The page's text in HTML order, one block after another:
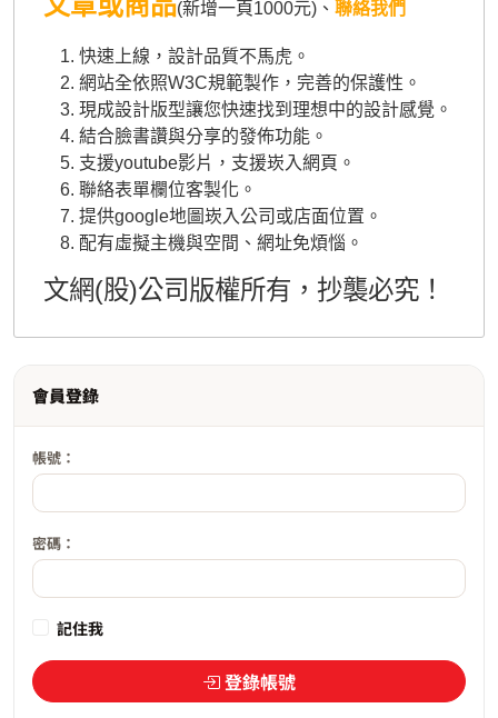
(新增一頁1000元)、 聯絡我們
快速上線，設計品質不馬虎。
網站全依照W3C規範製作，完善的保護性。
現成設計版型讓您快速找到理想中的設計感覺。
結合臉書讚與分享的發佈功能。
支援youtube影片，支援崁入網頁。
聯絡表單欄位客製化。
提供google地圖崁入公司或店面位置。
配有虛擬主機與空間、網址免煩惱。
文網(股)公司版權所有，抄襲必究！
會員登錄
帳號：
密碼：
記住我
登錄帳號